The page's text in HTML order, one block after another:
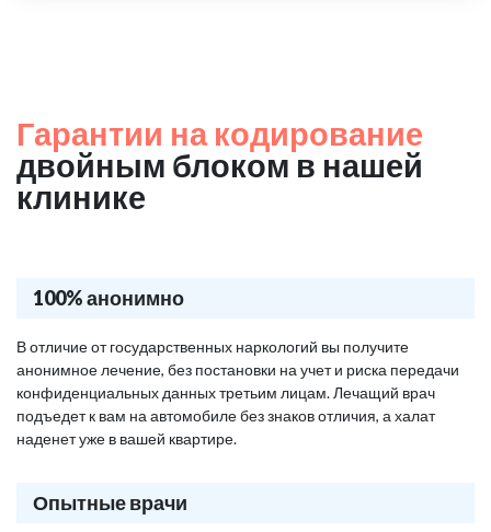
Гарантии на кодирование
двойным блоком в нашей
клинике
100% анонимно
В отличие от государственных наркологий вы получите
анонимное лечение, без постановки на учет и риска передачи
конфиденциальных данных третьим лицам. Лечащий врач
подъедет к вам на автомобиле без знаков отличия, а халат
наденет уже в вашей квартире.
Опытные врачи